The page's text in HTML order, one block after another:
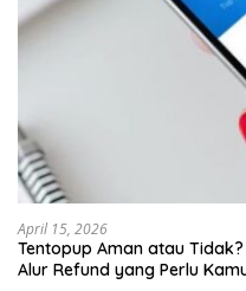
April 15, 2026
Tentopup Aman atau
Alur Refund yang Perlu